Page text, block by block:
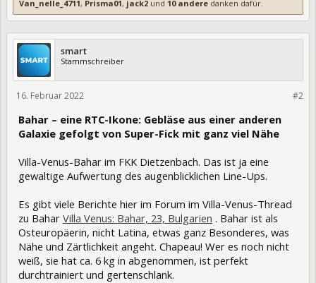
Van_nelle_4711, Prisma01, jack2 und 10 andere danken dafür.
smart
Stammschreiber
#2
16. Februar 2022
Bahar – eine RTC-Ikone: Gebläse aus einer anderen
Galaxie gefolgt von Super-Fick mit ganz viel Nähe
Villa-Venus-Bahar im FKK Dietzenbach. Das ist ja eine
gewaltige Aufwertung des augenblicklichen Line-Ups.
Es gibt viele Berichte hier im Forum im Villa-Venus-Thread
zu Bahar Villa Venus: Bahar, 23, Bulgarien . Bahar ist als
Osteuropäerin, nicht Latina, etwas ganz Besonderes, was
Nähe und Zärtlichkeit angeht. Chapeau! Wer es noch nicht
weiß, sie hat ca. 6 kg in abgenommen, ist perfekt
durchtrainiert und gertenschlank.